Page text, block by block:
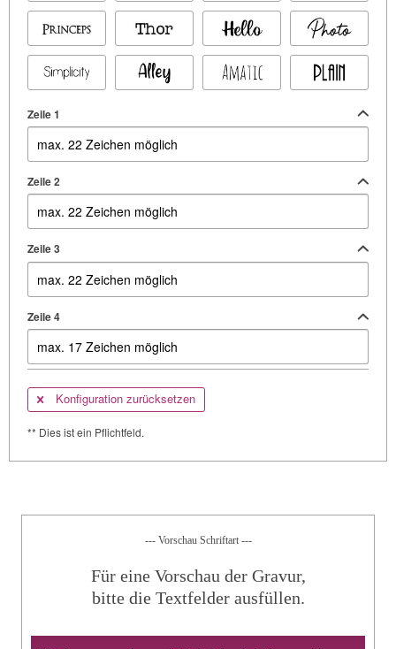
Zeile 1
Zeile 2
Zeile 3
Zeile 4
Konfiguration zurücksetzen
** Dies ist ein Pflichtfeld.
--- Vorschau Schriftart ---
Für eine Vorschau der Gravur,
bitte die Textfelder ausfüllen.